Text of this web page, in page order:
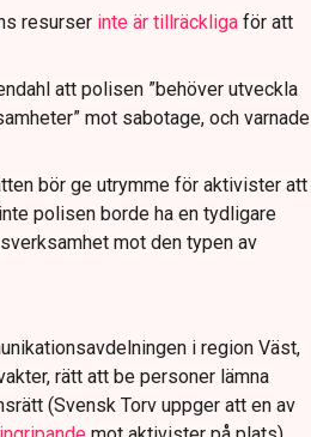
resurser inte är tillräckliga för att
att polisen ”behöver utveckla
mot sabotage, och varnade
bör ge utrymme för aktivister att
polisen borde ha en tydligare
mot den typen av
i region Väst,
rätt att be personer lämna
(Svensk Torv uppger att en av